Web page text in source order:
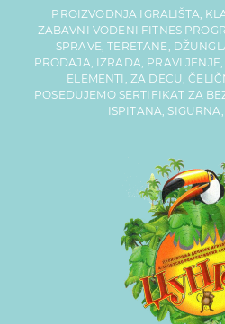
PROIZVODNJA IGRALIŠTA,
ZABAVNI VODENI FITNES
SPRAVE, TERETANE,
PRODAJA, IZRADA,
ELEMENTI, ZA DECU,
POSEDUJEMO SERTIFIKAT ZA
ISPITANA,